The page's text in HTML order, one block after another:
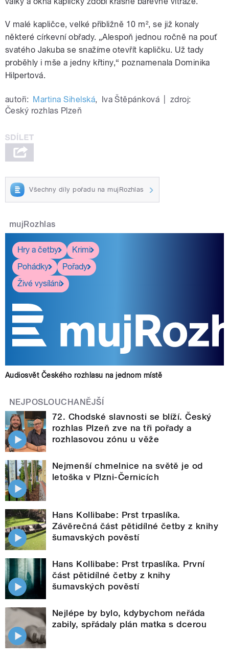
V malé kapličce, velké přibližně 10 m², se již konaly
některé církevní obřady. „Alespoň jednou ročně na pouť
svatého Jakuba se snažíme otevřít kapličku. Už tady
proběhly i mše a jedny křtiny,“ poznamenala Dominika
Hilpertová.
autoři: Martina Sihelská, Iva Štěpánková
zdroj:
Český rozhlas Plzeň
Všechny díly pořadu na mujRozhlas
mujRozhlas
Hry a četby
Krimi
Pohádky
Pořady
Živé vysílání
Audiosvět Českého rozhlasu na jednom místě
NEJPOSLOUCHANĚJŠÍ
72. Chodské slavnosti se blíží. Český
rozhlas Plzeň zve na tři pořady a
rozhlasovou zónu u věže
Nejmenší chmelnice na světě je od
letoška v Plzni-Černicích
Hans Kollibabe: Prst trpaslíka.
Závěrečná část pětidílné četby z knihy
šumavských pověstí
Hans Kollibabe: Prst trpaslíka. První
část pětidílné četby z knihy
šumavských pověstí
Nejlépe by bylo, kdybychom neřáda
zabily, spřádaly plán matka s dcerou